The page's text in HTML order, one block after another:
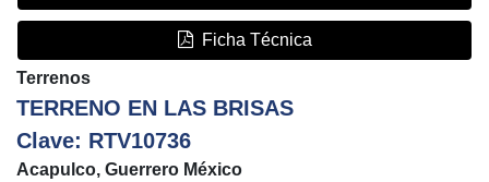
Ficha Técnica
Terrenos
TERRENO EN LAS BRISAS
Clave: RTV10736
Acapulco, Guerrero México